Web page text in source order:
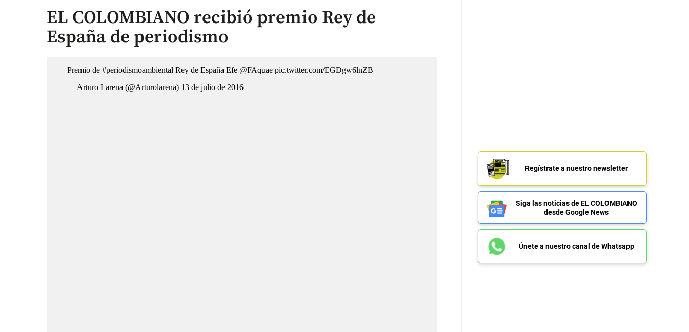
EL COLOMBIANO recibió premio Rey de
España de periodismo
Premio de#periodismoambiental Rey de España Efe @FAquae pic.twitter.com/EGDgw6lnZB
— Arturo Larena (@Arturolarena) 13 de julio de 2016
Regístrate a nuestro newsletter
Siga las noticias de EL COLOMBIANO
desde Google News
Únete a nuestro canal de Whatsapp